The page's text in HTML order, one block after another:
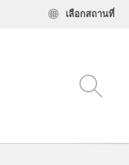
เลือกสถานที่